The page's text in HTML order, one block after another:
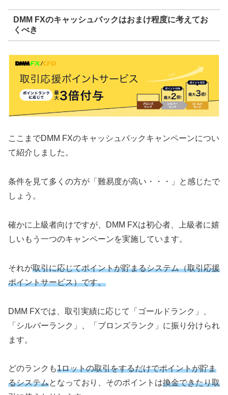
DMM FXのキャッシュバックはおまけ程度に考えてお
くべき
ここまでDMM FXのキャッシュバックキャンペーンについ
て紹介しました。
条件を見て多くの方が「難易度が高い・・・」と感じたで
しょう。
確かに上級者向けですが、DMM FXは初心者、上級者に嬉
しいもう一つのキャンペーンを実施しています。
それが取引に応じてポイントが貯まるシステム（取引応援
ポイントサービス）です。
DMM FXでは、取引実績に応じて「ゴールドランク」、
「シルバーランク」、「ブロンズランク」に振り分けられ
ます。
どのランクも1ロットの取引をするだけでポイントが貯ま
るシステムとなっており、そのポイントは換金できたり取